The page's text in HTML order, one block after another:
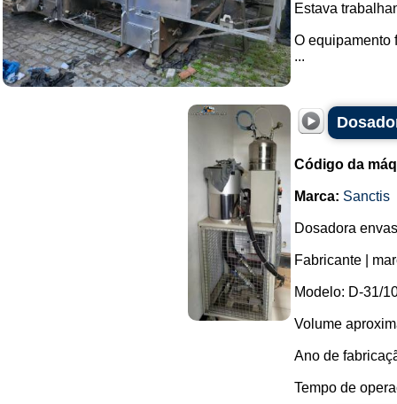
Estava
O equipamento
...
Código da
Marca: Sanctis
Dosadora
Fabricante |
Modelo: D-31/
Volume
Ano de
Tempo de